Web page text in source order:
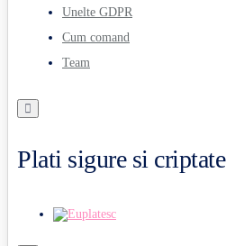
Unelte GDPR
Cum comand
Team
Plati sigure si criptate